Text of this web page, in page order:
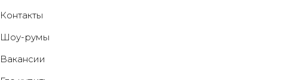
Контакты
Шоу-румы
Вакансии